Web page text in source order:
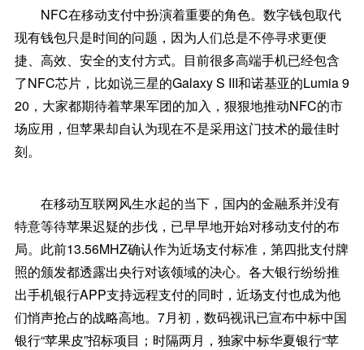
NFC在移动支付中扮演着重要的角色。数字钱包取代
现有钱包只是时间的问题，因为人们总是不停寻求更便
捷、高效、安全的支付方式。目前很多高端手机已经包含
了NFC芯片，比如说三星的Galaxy S III和诺基亚的Lumia 9
20，大家都期待着苹果军团的加入，狠狠地推动NFC的市
场应用，但苹果却自认为现在不是采用这门技术的最佳时
刻。
在移动互联网风生水起的当下，国内的金融系并没有
特意等待苹果迟疑的步伐，已早早地开始对移动支付的布
局。此前13.56MHZ确认作为近场支付标准，第四批支付牌
照的颁发都透露出央行对该领域的决心。各大银行纷纷推
出手机银行APP支持远程支付的同时，近场支付也成为他
们悄声抢占的战略高地。7月初，数码视讯已宣布中标中国
银行“苹果皮”招标项目；时隔两月，独家中标华夏银行“苹